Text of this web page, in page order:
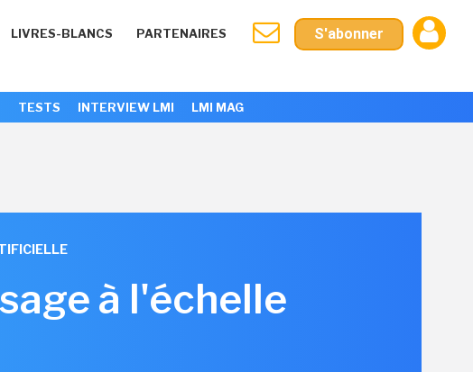
LIVRES-BLANCS PARTENAIRES S'abonner
TESTS INTERVIEW LMI LMI MAG
à l'échelle